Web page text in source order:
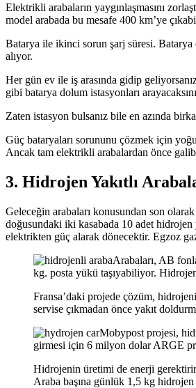
Elektrikli arabaların yaygınlaşmasını
model arabada bu mesafe 400 km’ye
Batarya ile ikinci sorun şarj süresi.
alıyor.
Her gün ev ile iş arasında gidip
gibi batarya dolum istasyonları
Zaten istasyon bulsanız bile en azında
Güç bataryaları sorununu çözmek için
Ancak tam elektrikli arabalardan önce
3. Hidrojen Yakıtlı
Geleceğin arabaları konusundan son
doğusundaki iki kasabada 10 adet hidrojen
elektrikten güç alarak dönecektir. Egzoz
Arabaları, AB
kg. posta yükü taşıyabiliyor.
Fransa’daki projede çözüm,
servise çıkmadan önce yakıt
Mobypost projesi,
girmesi için 6 milyon dolar ARGE
Hidrojenin üretimi de enerji gerektirir.
Araba başına günlük 1,5 kg